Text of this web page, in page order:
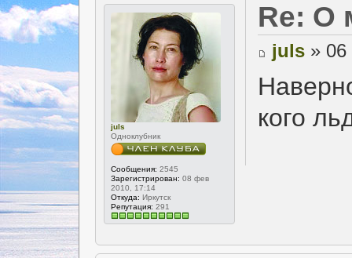
juls
Одноклубник
Сообщения: 2545
Зарегистрирован: 08 фев
2010, 17:14
Откуда: Иркутск
Репутация: 291
Re: О
juls »
кого